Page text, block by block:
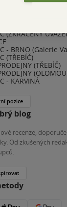
(ZKRÁCENÝ
- BRNO (Galerie
(TŘEBÍČ)
(TŘEBÍČ)
- KARVINÁ
pozice
blog
recenze,
Od zkušených